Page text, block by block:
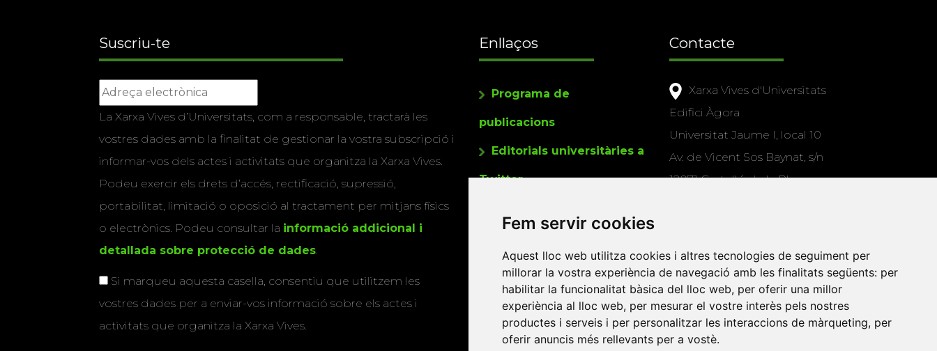
Fem servir cookies
Aquest lloc web utilitza cookies i altres tecnologies de seguiment per
millorar la vostra experiència de navegació amb les finalitats següents: per
habilitar la funcionalitat bàsica del lloc web, per oferir una millor
experiència al lloc web, per mesurar el vostre interès pels nostres
productes i serveis i per personalitzar les interaccions de màrqueting, per
oferir anuncis més rellevants per a vostè.
Suscriu-te
La Xarxa Vives d’Universitats, com a responsable, tractarà les
vostres dades amb la finalitat de gestionar la vostra subscripció i
informar-vos dels actes i activitats que organitza la Xarxa Vives.
Podeu exercir els drets d’accés, rectificació, supressió,
portabilitat, limitació o oposició al tractament per mitjans físics
o electrònics. Podeu consultar la informació addicional i
detallada sobre protecció de dades.
Si marqueu aquesta casella, consentiu que utilitzem les
vostres dades per a enviar-vos informació sobre els actes i
activitats que organitza la Xarxa Vives.
Enllaços
Programa de
publicacions
Editorials universitàries a
Twitter
Contacte
Xarxa Vives d'Universitats
Edifici Àgora
Universitat Jaume I, local 10
Av. de Vicent Sos Baynat, s/n
12071 Castelló de la Plana
Amb el suport
de